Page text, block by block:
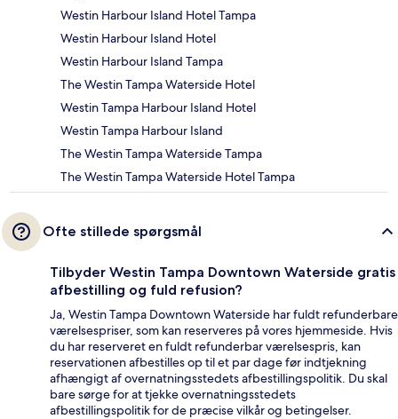
Westin Harbour Island Hotel Tampa
Westin Harbour Island Hotel
Westin Harbour Island Tampa
The Westin Tampa Waterside Hotel
Westin Tampa Harbour Island Hotel
Westin Tampa Harbour Island
The Westin Tampa Waterside Tampa
The Westin Tampa Waterside Hotel Tampa
Ofte stillede spørgsmål
Tilbyder Westin Tampa Downtown Waterside gratis
afbestilling og fuld refusion?
Ja, Westin Tampa Downtown Waterside har fuldt refunderbare
værelsespriser, som kan reserveres på vores hjemmeside. Hvis
du har reserveret en fuldt refunderbar værelsespris, kan
reservationen afbestilles op til et par dage før indtjekning
afhængigt af overnatningsstedets afbestillingspolitik. Du skal
bare sørge for at tjekke overnatningsstedets
afbestillingspolitik for de præcise vilkår og betingelser.